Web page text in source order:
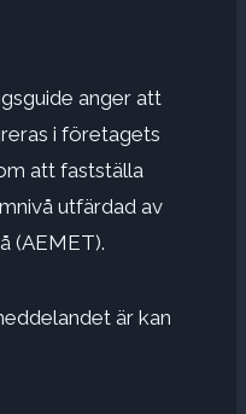
anger att
i företagets
att fastställa
utfärdad av
(AEMET).
är kan